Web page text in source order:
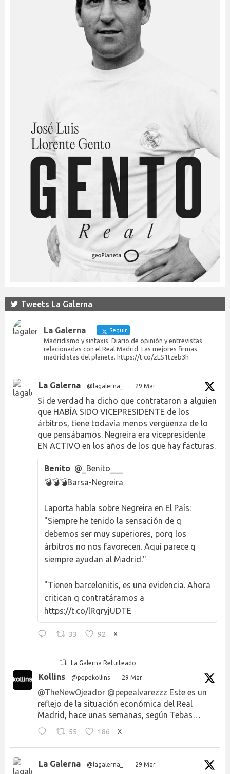
Tweets La Galerna
La Galerna Seguir
Madridismo y sintaxis. Diario de opinión y entrevistas
relacionadas con el Real Madrid. Las mejores firmas
madridistas del planeta. https://t.co/zLS1tzeb3h
La Galerna @lagalerna_ · 29 Mar
Si de verdad ha dicho que contrataron a alguien
que HABÍA SIDO VICEPRESIDENTE de los
árbitros, tiene todavía menos vergüenza de lo
que pensábamos. Negreira era vicepresidente
EN ACTIVO en los años de los que hay facturas.
Benito @_Benito___
💣💣💣Barsa-Negreira
Laporta habla sobre Negreira en El País:
"Siempre he tenido la sensación de q
debemos ser muy superiores, porq los
árbitros no nos favorecen. Aquí parece q
siempre ayudan al Madrid."
"Tienen barcelonitis, es una evidencia. Ahora
critican q contratáramos a
https://t.co/lRqryjUDTE
33 92 X
La Galerna Retuiteado
Kollins @pepekollins · 29 Mar
@TheNewOjeador @pepealvarezzz Este es un
reflejo de la situación económica del Real
Madrid, hace unas semanas, según Tebas…
55 186 X
La Galerna @lagalerna_ · 29 Mar